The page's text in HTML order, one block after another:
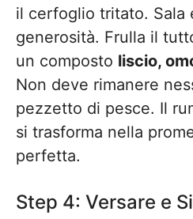
il cerfoglio tritato. Sala
generosità. Frulla il
un composto liscio,
Non deve rimanere
pezzetto di pesce. Il
si trasforma nella
perfetta.
Step 4: Versare e